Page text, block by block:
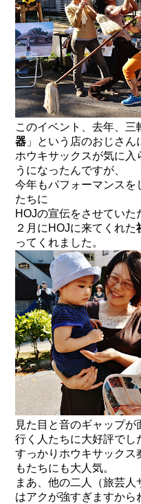
このイベント、去年、三
器 」という店のおじさん
ホウキサックスが気に入
うになったんですが、
今年もパフォーマンスを
たちに
HOJの宣伝をさせていた
２月にHOJに来てくれた
ってくれました。
見た目と音のギャップ
行く人たちに大好評でし
すっかりホウキサック
もたちにも大人気。
まあ、他の二人（旅芸人
はアクが強すぎますから